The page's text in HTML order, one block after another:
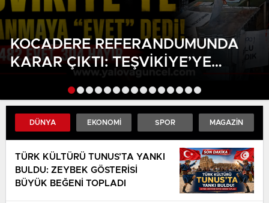
KOCADERE REFERANDUMUNDA
KARAR ÇIKTI: TEŞVIKIYE’YE
BAĞLANMAYA HALKTAN GÜÇLÜ
DESTEK
DÜNYA EKONOMI SPOR MAGAZIN
TÜRK KÜLTÜRÜ TUNUS’TA YANKI
BULDU: ZEYBEK GÖSTERİSİ
BÜYÜK BEĞENİ TOPLADI